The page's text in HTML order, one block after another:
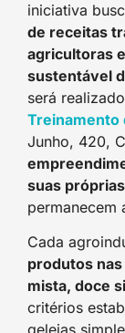
iniciativa
de receitas
agricultoras
sustentável
será
Treinamento
Junho, 420,
suas
permanecem
Cada
produtos
mista, doce
critérios